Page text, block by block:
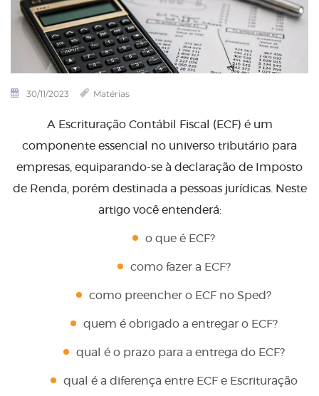
30/11/2023 Matérias
A Escrituração Contábil Fiscal (ECF) é um
componente essencial no universo tributário para
empresas, equiparando-se à declaração de Imposto
de Renda, porém destinada a pessoas jurídicas. Neste
artigo você entenderá:
o que é ECF?
como fazer a ECF?
como preencher o ECF no Sped?
quem é obrigado a entregar o ECF?
qual é o prazo para a entrega do ECF?
qual é a diferença entre ECF e Escrituração